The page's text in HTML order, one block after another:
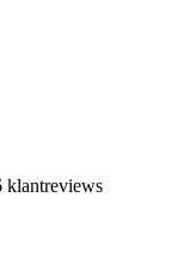
klantreviews